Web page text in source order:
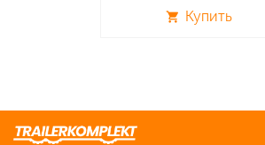
shopping_cart Купить